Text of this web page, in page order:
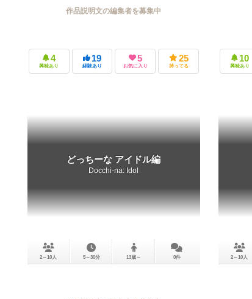
作品説明文の編集者を募集中
4
興味あり
19
経験あり
5
お気に入り
25
持ってる
10
興味あり
どっちーな アイドル編
Docchi-na: Idol
2～10人 5～30分 13歳～ 0件 2～10人